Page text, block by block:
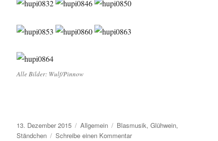
Alle Bilder: Wulf/Pinnow
Veröffentlicht
am
13. Dezember 2015 Kategorien
Allgemein Schlagwörter
Blasmusik,Glühwein,
Ständchen
Schreibe einen Kommentarzu